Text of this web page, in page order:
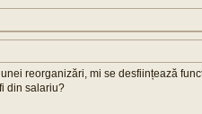
reorganizări, mi se desființează
din salariu?